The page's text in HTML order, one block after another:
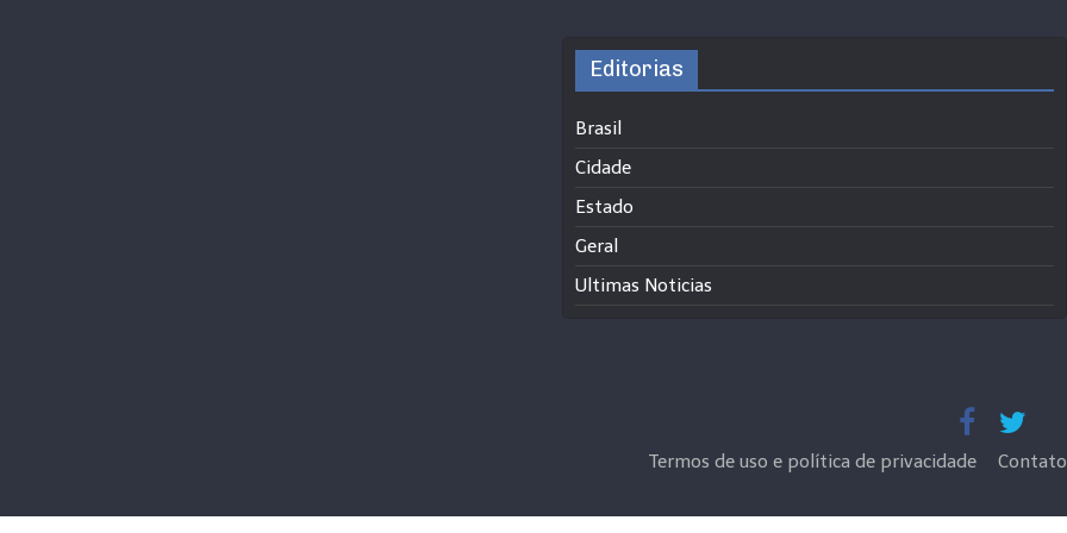
Editorias
Brasil
Cidade
Estado
Geral
Ultimas Noticias
Termos de uso e política de privacidade Contato